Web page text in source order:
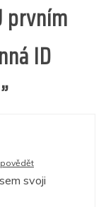
prvním
ID
”
svoji